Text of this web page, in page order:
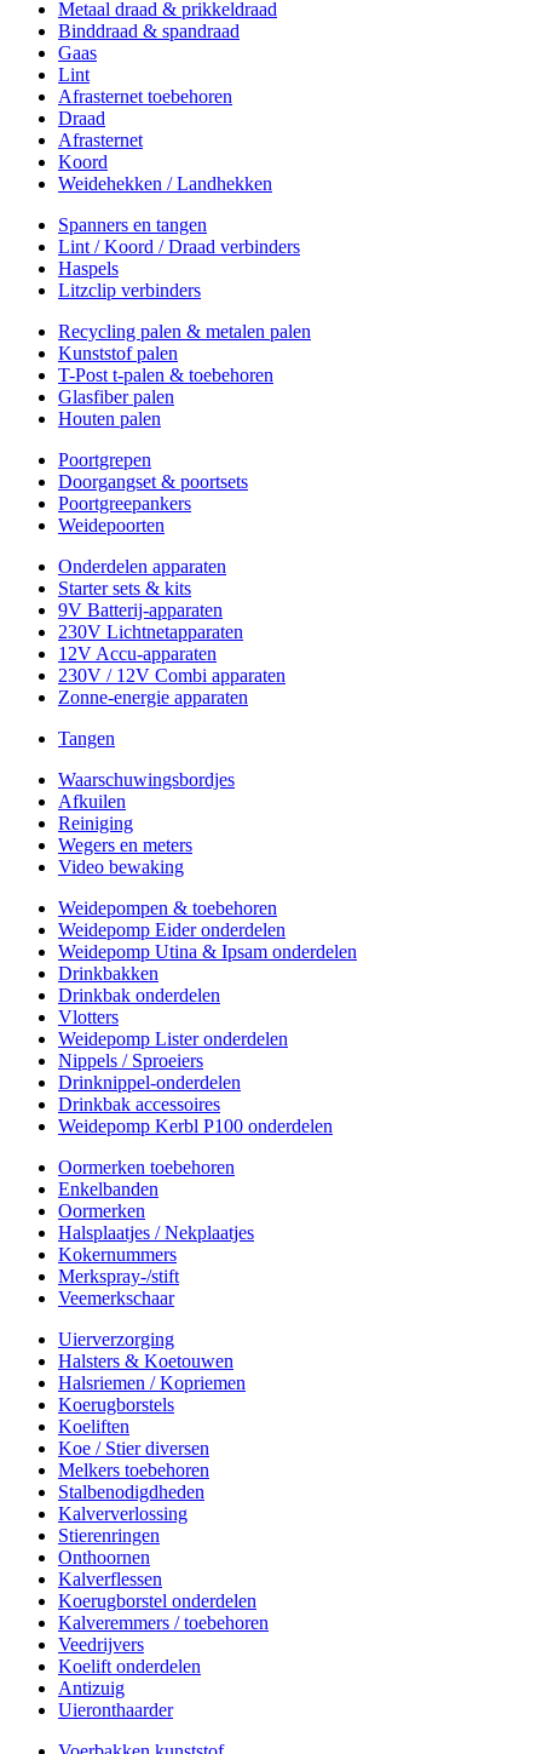
Metaal draad & prikkeldraad
Binddraad & spandraad
Gaas
Lint
Afrasternet toebehoren
Draad
Afrasternet
Koord
Weidehekken / Landhekken
Spanners en tangen
Lint / Koord / Draad verbinders
Haspels
Litzclip verbinders
Recycling palen & metalen palen
Kunststof palen
T-Post t-palen & toebehoren
Glasfiber palen
Houten palen
Poortgrepen
Doorgangset & poortsets
Poortgreepankers
Weidepoorten
Onderdelen apparaten
Starter sets & kits
9V Batterij-apparaten
230V Lichtnetapparaten
12V Accu-apparaten
230V / 12V Combi apparaten
Zonne-energie apparaten
Tangen
Waarschuwingsbordjes
Afkuilen
Reiniging
Wegers en meters
Video bewaking
Weidepompen & toebehoren
Weidepomp Eider onderdelen
Weidepomp Utina & Ipsam onderdelen
Drinkbakken
Drinkbak onderdelen
Vlotters
Weidepomp Lister onderdelen
Nippels / Sproeiers
Drinknippel-onderdelen
Drinkbak accessoires
Weidepomp Kerbl P100 onderdelen
Oormerken toebehoren
Enkelbanden
Oormerken
Halsplaatjes / Nekplaatjes
Kokernummers
Merkspray-/stift
Veemerkschaar
Uierverzorging
Halsters & Koetouwen
Halsriemen / Kopriemen
Koerugborstels
Koeliften
Koe / Stier diversen
Melkers toebehoren
Stalbenodigdheden
Kalververlossing
Stierenringen
Onthoornen
Kalverflessen
Koerugborstel onderdelen
Kalveremmers / toebehoren
Veedrijvers
Koelift onderdelen
Antizuig
Uieronthaarder